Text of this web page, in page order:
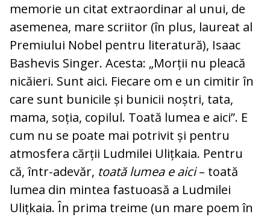
memorie un citat extraordinar al unui, de
asemenea, mare scriitor (în plus, laureat al
Premiului Nobel pentru literatură), Isaac
Bashevis Singer. Acesta: „Morții nu pleacă
nicăieri. Sunt aici. Fiecare om e un cimitir în
care sunt bunicile și bunicii noștri, tata,
mama, soția, copilul. Toată lumea e aici”. E
cum nu se poate mai potrivit și pentru
atmosfera cărții Ludmilei Ulițkaia. Pentru
că, într-adevăr, toată lumea e aici– toată
lumea din mintea fastuoasă a Ludmilei
Ulițkaia. În prima treime (un mare poem în